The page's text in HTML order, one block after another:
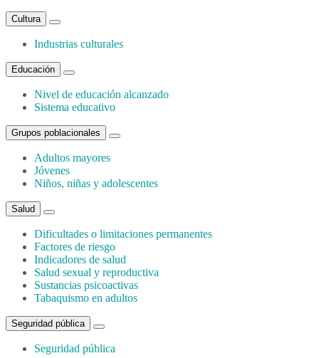
Cultura
Industrias culturales
Educación
Nivel de educación alcanzado
Sistema educativo
Grupos poblacionales
Adultos mayores
Jóvenes
Niños, niñas y adolescentes
Salud
Dificultades o limitaciones permanentes
Factores de riesgo
Indicadores de salud
Salud sexual y reproductiva
Sustancias psicoactivas
Tabaquismo en adultos
Seguridad pública
Seguridad pública